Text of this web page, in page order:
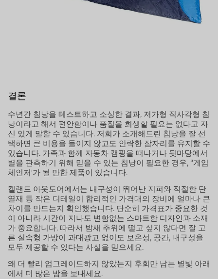
결론
수년간 침낭을 테스트하고 소싱한 결과, 저가형 직사각형 침
낭이라고 해서 편안함이나 품질을 희생할 필요는 없다고 자
신 있게 말할 수 있습니다. 저희가 소개해드린 침낭을 잘 선
택하면 큰 비용을 들이지 않고도 안락한 잠자리를 유지할 수
있습니다. 가족과 함께 자동차 캠핑을 떠나거나 뒷마당에서
별을 관측하기 위해 믿을 수 있는 침낭이 필요한 경우, “게임
체인저'가 될 만한 제품이 있습니다.
켈랜드 아웃도어에서는 내구성이 뛰어난 지퍼와 적절한 단
열재 등 작은 디테일이 합리적인 가격대의 장비에 얼마나 큰
차이를 만드는지 확인했습니다. 단순히 가격표가 중요한 것
이 아니라 시간이 지나도 변함없는 스마트한 디자인과 소재
가 중요합니다. 따라서 밤새 추위에 떨고 싶지 않다면 잘 고
른 실속형 가방이 과대광고 없이도 보온성, 공간, 내구성을
모두 제공할 수 있다는 사실을 믿으세요.
왜 더 빨리 업그레이드하지 않았는지 후회만 남는 별빛 아래
에서 더 많은 밤을 보내세요.